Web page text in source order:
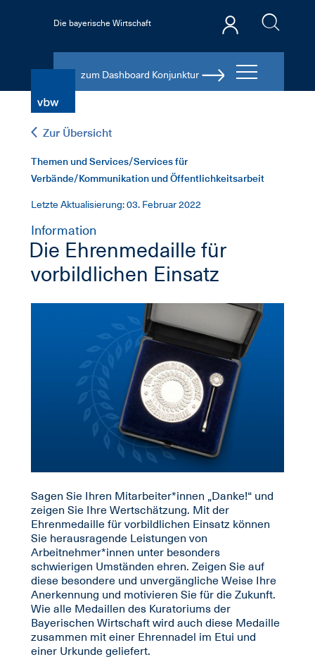
Die bayerische Wirtschaft
zum Dashboard Konjunktur
Zur Übersicht
Themen und Services/Services für
Verbände/Kommunikation und Öffentlichkeitsarbeit
Letzte Aktualisierung: 03. Februar 2022
Information
Die Ehrenmedaille für
vorbildlichen Einsatz
Sagen Sie Ihren Mitarbeiter*innen „Danke!“ und
zeigen Sie Ihre Wertschätzung. Mit der
Ehrenmedaille für vorbildlichen Einsatz können
Sie herausragende Leistungen von
Arbeitnehmer*innen unter besonders
schwierigen Umständen ehren. Zeigen Sie auf
diese besondere und unvergängliche Weise Ihre
Anerkennung und motivieren Sie für die Zukunft.
Wie alle Medaillen des Kuratoriums der
Bayerischen Wirtschaft wird auch diese Medaille
zusammen mit einer Ehrennadel im Etui und
einer Urkunde geliefert.